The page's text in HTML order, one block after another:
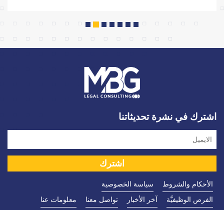
اشترك في نشرة تحديثاتنا
سياسة الخصوصية
الأحكام والشروط
معلومات عنا
تواصل معنا آخر الأخبار الفرص الوظيفيَّة